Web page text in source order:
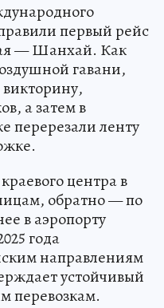
первый рейс
— Шанхай. Как
гавани,
а затем в
перерезали ленту
центра в
обратно — по
в аэропорту
года
направлениям
устойчивый
перевозкам.